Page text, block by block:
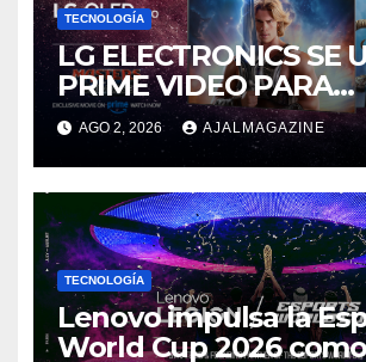
TECNOLOGÍA
LG ELECTRONICS SE
PRIME VIDEO PARA
IMPULSAR EN CASA
ESTRENO DE
THE UNIVERSE
AGO 2, 2026 AJALMAGAZINE
TECNOLOGÍA
Lenovo impulsa la
World Cup 2026